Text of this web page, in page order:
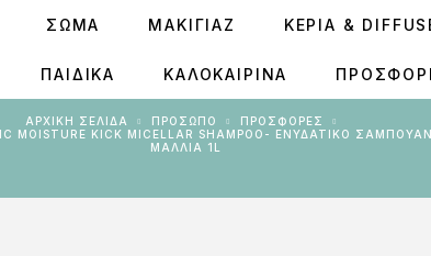
ΣΩΜΑ ΜΑΚΙΓΙΑΖ ΚΕΡΙΆ &
ΠΑΙΔΙΚΑ ΚΑΛΟΚΑΙΡΙΝΑ
ΑΡΧΙΚΉ ΣΕΛΊΔΑ ΠΡΟΣΩΠΟ
ΠΡΟΣΦΟΡΈΣ
ΑΛΛΙΆ 1L